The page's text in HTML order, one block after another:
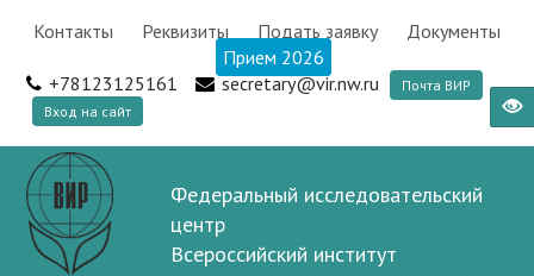
Контакты Реквизиты Подать заявку
Документы
Прием 2026
+78123125161
secretary@vir.nw.ru
Почта ВИР
Вход на сайт
Федеральный исследовательский
центр
Всероссийский институт